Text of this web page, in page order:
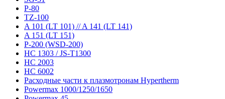
P-80
TZ-100
A 101 (LT 101) // A 141 (LT 141)
A 151 (LT 151)
P-200 (WSD-200)
HC 1303 / JS-T1300
HC 2003
HC 6002
Расходные части к плазмотронам Hypertherm
Powermax 1000/1250/1650